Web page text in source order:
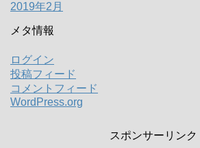
2019年2月
メタ情報
ログイン
投稿フィード
コメントフィード
WordPress.org
スポンサーリンク